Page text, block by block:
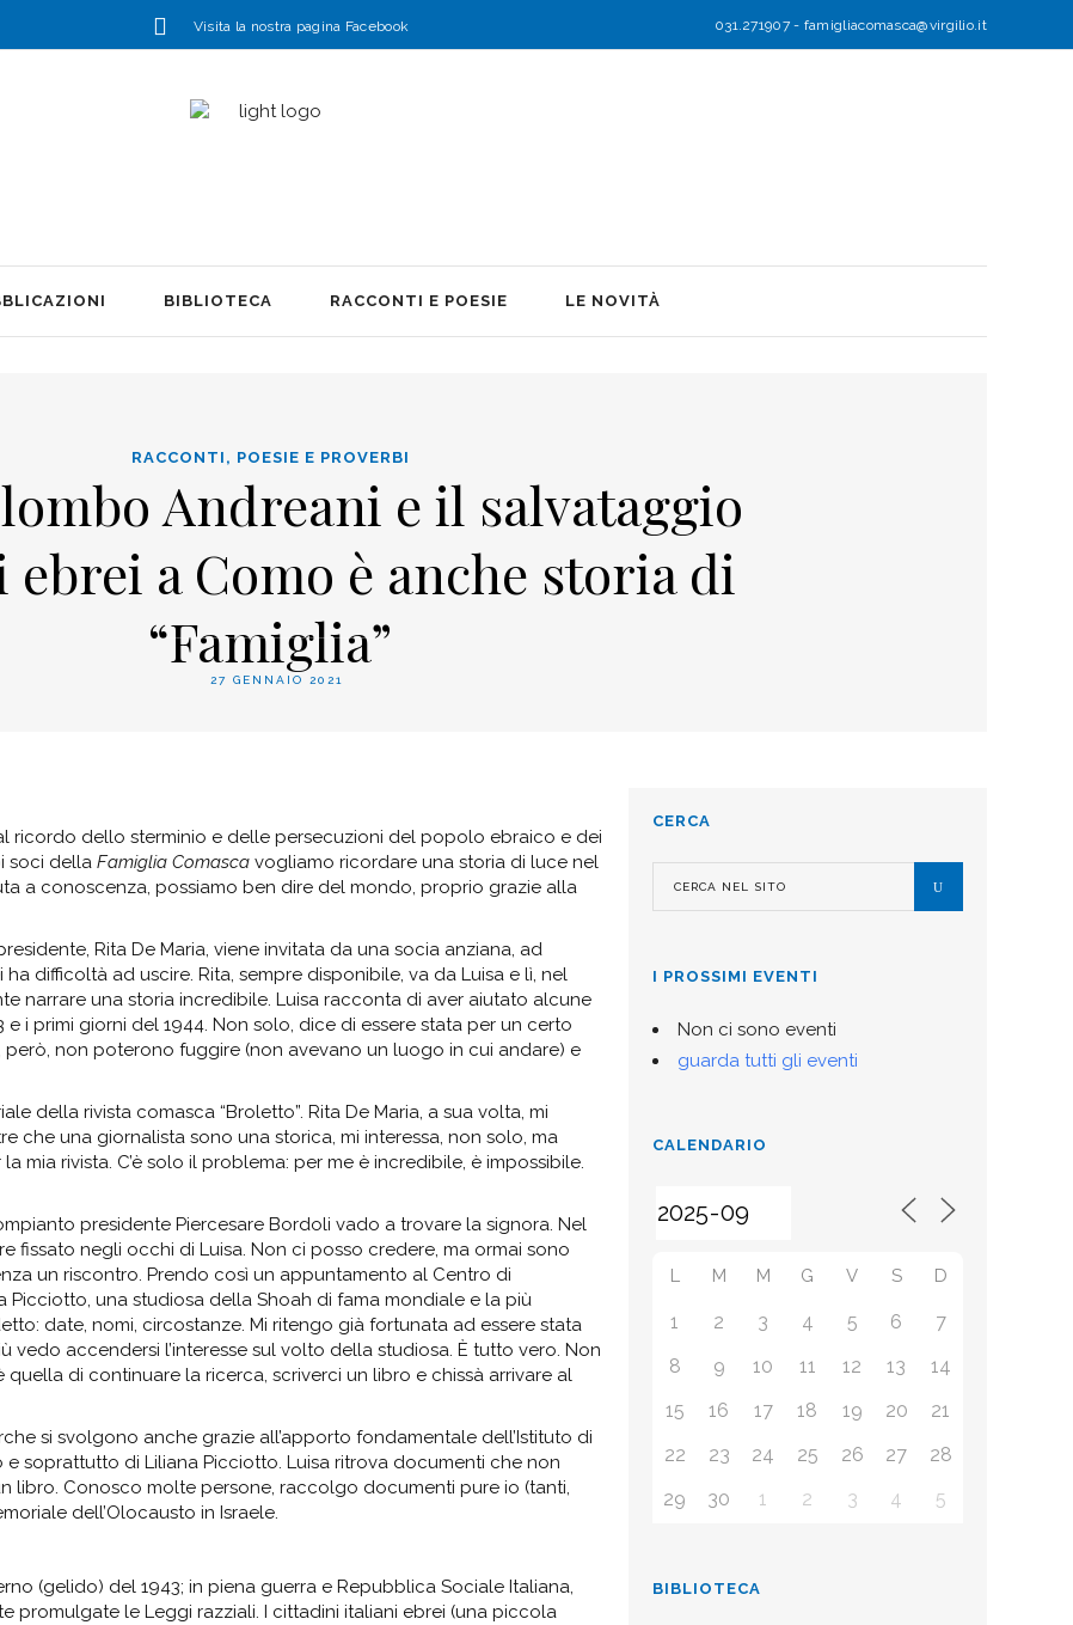
Visita la nostra pagina Facebook 031.271907- famigliacomasca@virgilio.it
BIBLIOTECA RACCONTI E POESIE LE NOVITÀ
RACCONTI, POESIE E PROVERBI
Andreani e il salvataggio
a Como è anche storia di
“Famiglia”
27 GENNAIO 2021
ricordo dello sterminio e delle persecuzioni del popolo ebraico e dei
soci della Famiglia Comasca vogliamo ricordare una storia di luce nel
a conoscenza, possiamo ben dire del mondo, proprio grazie alla
Rita De Maria, viene invitata da una socia anziana, ad
difficoltà ad uscire. Rita, sempre disponibile, va da Luisa e lì, nel
narrare una storia incredibile. Luisa racconta di aver aiutato alcune
i primi giorni del 1944. Non solo, dice di essere stata per un certo
non poterono fuggire (non avevano un luogo in cui andare) e
della rivista comasca “Broletto”. Rita De Maria, a sua volta, mi
che una giornalista sono una storica, mi interessa, non solo, ma
rivista. C’è solo il problema: per me è incredibile, è impossibile.
presidente Piercesare Bordoli vado a trovare la signora. Nel
fissato negli occhi di Luisa. Non ci posso credere, ma ormai sono
un riscontro. Prendo così un appuntamento al Centro di
una studiosa della Shoah di fama mondiale e la più
date, nomi, circostanze. Mi ritengo già fortunata ad essere stata
accendersi l’interesse sul volto della studiosa. È tutto vero. Non
quella di continuare la ricerca, scriverci un libro e chissà arrivare al
si svolgono anche grazie all’apporto fondamentale dell’Istituto di
e soprattutto di Liliana Picciotto. Luisa ritrova documenti che non
libro. Conosco molte persone, raccolgo documenti pure io (tanti,
dell’Olocausto in Israele.
(gelido) del 1943; in piena guerra e Repubblica Sociale Italiana,
promulgate le Leggi razziali. I cittadini italiani ebrei (una piccola
CERCA
I PROSSIMI EVENTI
Non ci sono eventi
guarda tutti gli eventi
CALENDARIO
L M M G V S D
1 2 3 4 5 6
7
8
9 10 11 12 13
14
15
16 17 18 19 20
21
22
23 24 25 26 27
28
29
30 1 2 3 4 5
BIBLIOTECA